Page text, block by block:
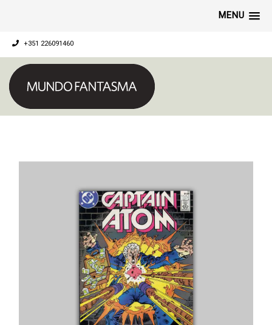
MENU
+351 226091460